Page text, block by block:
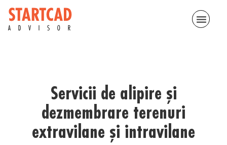
menu
Servicii de alipire și
dezmembrare terenuri
extravilane și intravilane